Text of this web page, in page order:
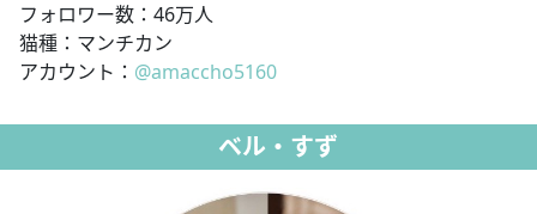
フォロワー数：46万人
猫種：マンチカン
アカウント： @amaccho5160
ベル・すず